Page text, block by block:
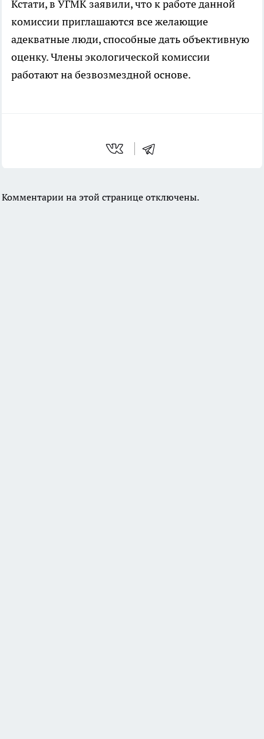
Кстати, в УГМК заявили, что к работе данной
комиссии приглашаются все желающие
адекватные люди, способные дать объективную
оценку. Члены экологической комиссии
работают на безвозмездной основе.
Комментарии на этой странице отключены.